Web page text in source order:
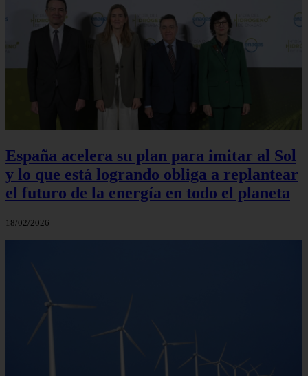
España acelera su plan para imitar al Sol
y lo que está logrando obliga a replantear
el futuro de la energía en todo el planeta
18/02/2026